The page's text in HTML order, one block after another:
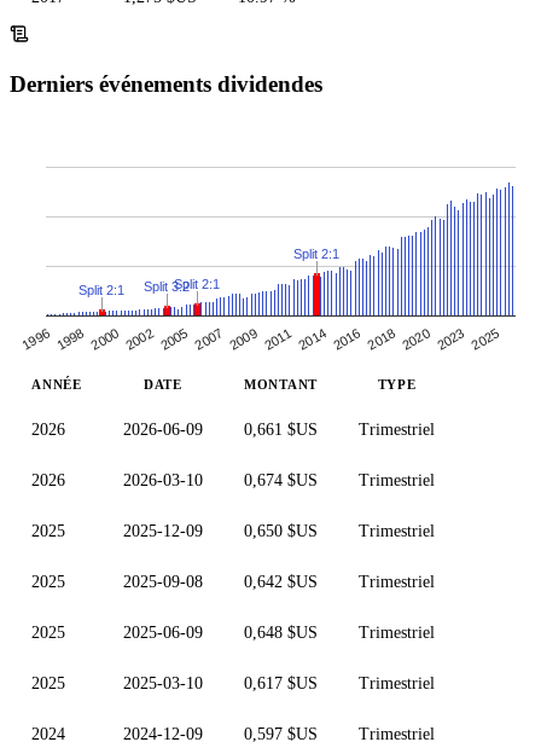
Derniers événements dividendes
1996 1998 2000 2002 2005 2007 2009 2011 2014 2016 2018 2020 2023 2025
Split 2:1 Split 3:2Split 2:1
Split 2:1
ANNÉE DATE MONTANT TYPE
2026 2026-06-09 0,661 $US Trimestriel
2026 2026-03-10 0,674 $US Trimestriel
2025 2025-12-09 0,650 $US Trimestriel
2025 2025-09-08 0,642 $US Trimestriel
2025 2025-06-09 0,648 $US Trimestriel
2025 2025-03-10 0,617 $US Trimestriel
2024 2024-12-09 0,597 $US Trimestriel